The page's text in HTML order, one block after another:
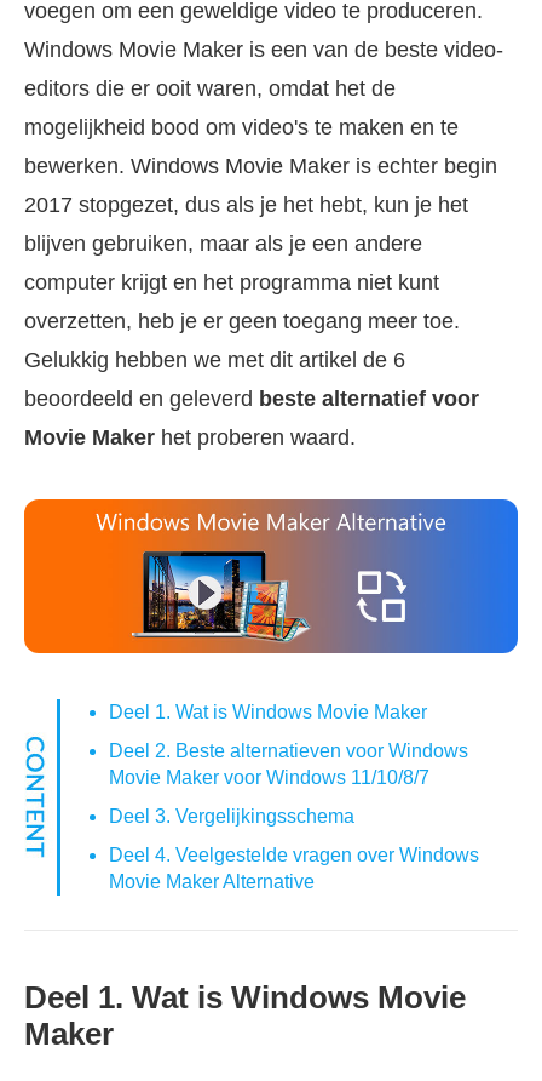
voegen om een geweldige video te produceren.
Windows Movie Maker is een van de beste video-
editors die er ooit waren, omdat het de
mogelijkheid bood om video's te maken en te
bewerken. Windows Movie Maker is echter begin
2017 stopgezet, dus als je het hebt, kun je het
blijven gebruiken, maar als je een andere
computer krijgt en het programma niet kunt
overzetten, heb je er geen toegang meer toe.
Gelukkig hebben we met dit artikel de 6
beoordeeld en geleverd beste alternatief voor
Movie Maker het proberen waard.
Deel 1. Wat is Windows Movie Maker
Deel 2. Beste alternatieven voor Windows
Movie Maker voor Windows 11/10/8/7
Deel 3. Vergelijkingsschema
Deel 4. Veelgestelde vragen over Windows
Movie Maker Alternative
Deel 1. Wat is Windows Movie
Maker